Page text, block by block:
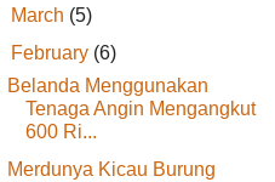
March (5)
February (6)
Belanda Menggunakan
Tenaga Angin Mengangkut
600 Ri...
Merdunya Kicau Burung